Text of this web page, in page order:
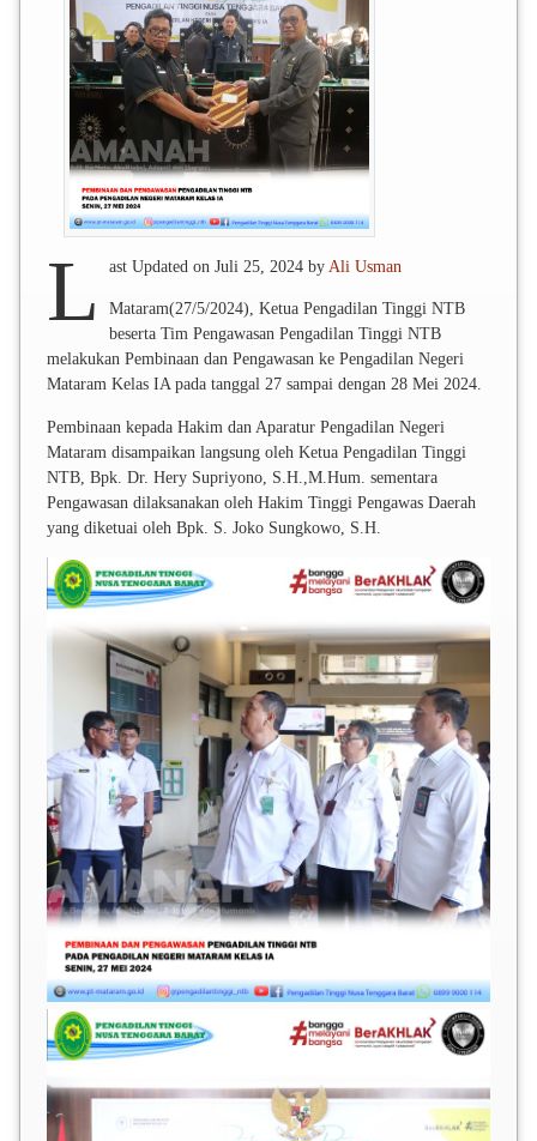
L ast Updated on Juli 25, 2024 by Ali Usman
Mataram(27/5/2024), Ketua Pengadilan Tinggi NTB
beserta Tim Pengawasan Pengadilan Tinggi NTB
melakukan Pembinaan dan Pengawasan ke Pengadilan Negeri
Mataram Kelas IA pada tanggal 27 sampai dengan 28 Mei 2024.
Pembinaan kepada Hakim dan Aparatur Pengadilan Negeri
Mataram disampaikan langsung oleh Ketua Pengadilan Tinggi
NTB, Bpk. Dr. Hery Supriyono, S.H.,M.Hum. sementara
Pengawasan dilaksanakan oleh Hakim Tinggi Pengawas Daerah
yang diketuai oleh Bpk. S. Joko Sungkowo, S.H.